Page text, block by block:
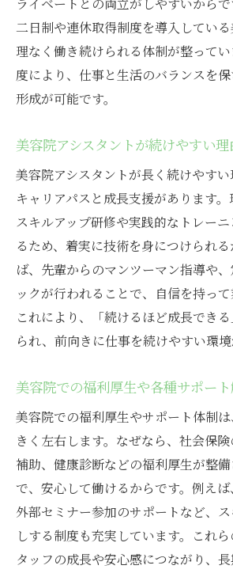
ライベートとの両立がしやすいから
二日制や連休取得制度を導入してい
理なく働き続けられる体制が整って
度により、仕事と生活のバランスを
形成が可能です。
美容院アシスタントが続けやすい理
美容院アシスタントが長く続けやす
キャリアパスと成長支援があります
スキルアップ研修や実践的なトレー
るため、着実に技術を身につけられ
ば、先輩からのマンツーマン指導や
ックが行われることで、自信を持って
これにより、「続けるほど成長でき
られ、前向きに仕事を続けやすい環境
美容院での福利厚生や各種サポー
美容院での福利厚生やサポート体制
きく左右します。なぜなら、社会保
補助、健康診断などの福利厚生が整
で、安心して働けるからです。例え
外部セミナー参加のサポートなど、
しする制度も充実しています。これ
タッフの成長や安心感につながり、